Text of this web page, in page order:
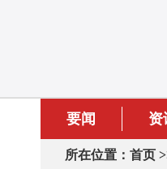
要闻 资
所在位置： 首页